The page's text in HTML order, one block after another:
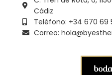
Cádiz
Teléfono: +34 670 69
Correo: